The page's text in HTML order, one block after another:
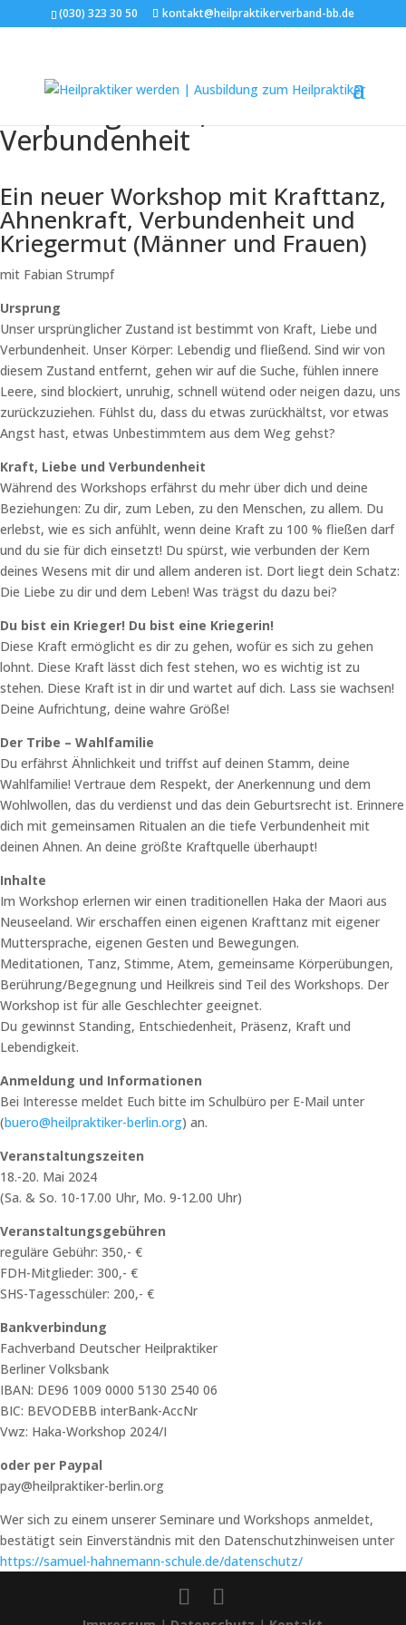
(030) 323 30 50 kontakt@heilpraktikerverband-bb.de
Krafttanz-Workshop |
Verbundenheit
Ein neuer Workshop mit Krafttanz,
Ahnenkraft, Verbundenheit und
Kriegermut (Männer und Frauen)
mit Fabian Strumpf
Ursprung
Unser ursprünglicher Zustand ist bestimmt von Kraft, Liebe und
Verbundenheit. Unser Körper: Lebendig und fließend. Sind wir von
diesem Zustand entfernt, gehen wir auf die Suche, fühlen innere
Leere, sind blockiert, unruhig, schnell wütend oder neigen dazu, uns
zurückzuziehen. Fühlst du, dass du etwas zurückhältst, vor etwas
Angst hast, etwas Unbestimmtem aus dem Weg gehst?
Kraft, Liebe und Verbundenheit
Während des Workshops erfährst du mehr über dich und deine
Beziehungen: Zu dir, zum Leben, zu den Menschen, zu allem. Du
erlebst, wie es sich anfühlt, wenn deine Kraft zu 100 % fließen darf
und du sie für dich einsetzt! Du spürst, wie verbunden der Kern
deines Wesens mit dir und allem anderen ist. Dort liegt dein Schatz:
Die Liebe zu dir und dem Leben! Was trägst du dazu bei?
Du bist ein Krieger! Du bist eine Kriegerin!
Diese Kraft ermöglicht es dir zu gehen, wofür es sich zu gehen
lohnt. Diese Kraft lässt dich fest stehen, wo es wichtig ist zu
stehen. Diese Kraft ist in dir und wartet auf dich. Lass sie wachsen!
Deine Aufrichtung, deine wahre Größe!
Der Tribe – Wahlfamilie
Du erfährst Ähnlichkeit und triffst auf deinen Stamm, deine
Wahlfamilie! Vertraue dem Respekt, der Anerkennung und dem
Wohlwollen, das du verdienst und das dein Geburtsrecht ist. Erinnere
dich mit gemeinsamen Ritualen an die tiefe Verbundenheit mit
deinen Ahnen. An deine größte Kraftquelle überhaupt!
Inhalte
Im Workshop erlernen wir einen traditionellen Haka der Maori aus
Neuseeland. Wir erschaffen einen eigenen Krafttanz mit eigener
Muttersprache, eigenen Gesten und Bewegungen.
Meditationen, Tanz, Stimme, Atem, gemeinsame Körperübungen,
Berührung/Begegnung und Heilkreis sind Teil des Workshops. Der
Workshop ist für alle Geschlechter geeignet.
Du gewinnst Standing, Entschiedenheit, Präsenz, Kraft und
Lebendigkeit.
Anmeldung und Informationen
Bei Interesse meldet Euch bitte im Schulbüro per E-Mail unter
(buero@heilpraktiker-berlin.org) an.
Veranstaltungszeiten
18.-20. Mai 2024
(Sa. & So. 10-17.00 Uhr, Mo. 9-12.00 Uhr)
Veranstaltungsgebühren
reguläre Gebühr: 350,- €
FDH-Mitglieder: 300,- €
SHS-Tagesschüler: 200,- €
Bankverbindung
Fachverband Deutscher Heilpraktiker
Berliner Volksbank
IBAN: DE96 1009 0000 5130 2540 06
BIC: BEVODEBB interBank-AccNr
Vwz: Haka-Workshop 2024/I
oder per Paypal
pay@heilpraktiker-berlin.org
Wer sich zu einem unserer Seminare und Workshops anmeldet,
bestätigt sein Einverständnis mit den Datenschutzhinweisen unter
https://samuel-hahnemann-schule.de/datenschutz/